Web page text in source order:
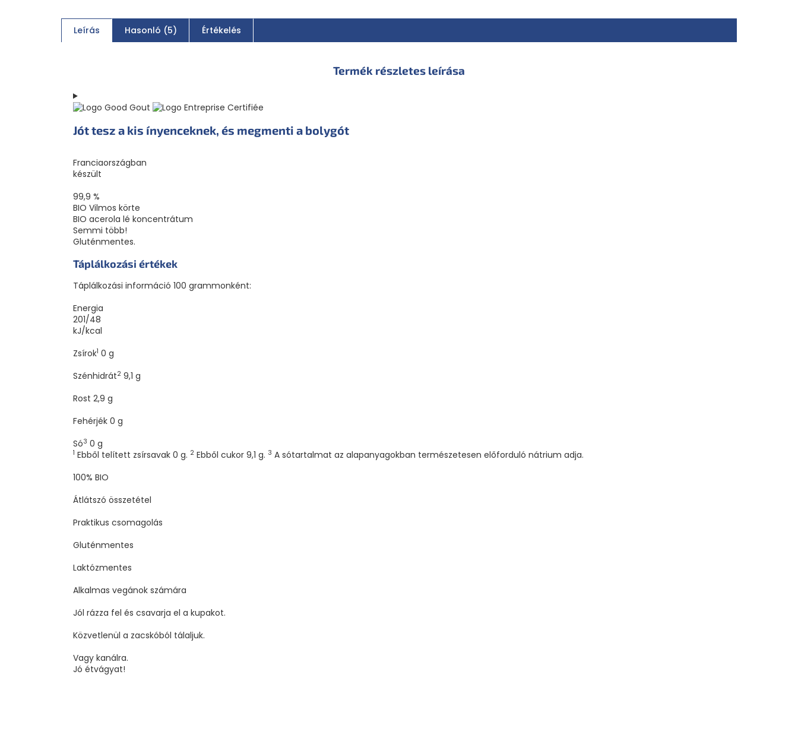
Leírás Hasonló (5) Értékelés
Termék részletes leírása
Jót tesz a kis ínyenceknek, és megmenti a bolygót
Franciaországban
készült
99,9 %
BIO Vilmos körte
BIO acerola lé koncentrátum
Semmi több!
Gluténmentes.
Táplálkozási értékek
Táplálkozási információ 100 grammonként:
Energia
201/48
kJ/kcal
Zsírok1 0 g
Szénhidrát2 9,1 g
Rost 2,9 g
Fehérjék 0 g
Só3 0 g
1 Ebből telített zsírsavak 0 g. 2 Ebből cukor 9,1 g. 3 A sótartalmat az alapanyagokban természetesen előforduló nátrium adja.
100% BIO
Átlátszó összetétel
Praktikus csomagolás
Gluténmentes
Laktózmentes
Alkalmas vegánok számára
Jól rázza fel és csavarja el a kupakot.
Közvetlenül a zacskóból tálaljuk.
Vagy kanálra.
Jó étvágyat!